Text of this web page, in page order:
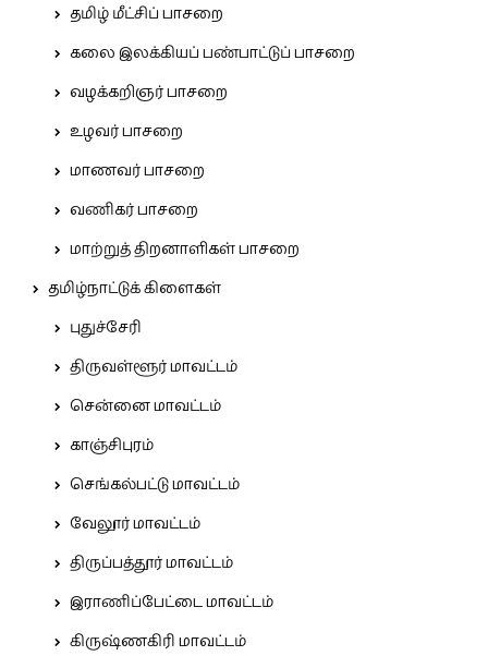
தமிழ் மீட்சிப் பாசறை
கலை இலக்கியப் பண்பாட்டுப் பாசறை
வழக்கறிஞர் பாசறை
உழவர் பாசறை
மாணவர் பாசறை
வணிகர் பாசறை
மாற்றுத் திறனாளிகள் பாசறை
தமிழ்நாட்டுக் கிளைகள்
புதுச்சேரி
திருவள்ளூர் மாவட்டம்
சென்னை மாவட்டம்
காஞ்சிபுரம்
செங்கல்பட்டு மாவட்டம்
வேலூர் மாவட்டம்
திருப்பத்தூர் மாவட்டம்
இராணிப்பேட்டை மாவட்டம்
கிருஷ்ணகிரி மாவட்டம்